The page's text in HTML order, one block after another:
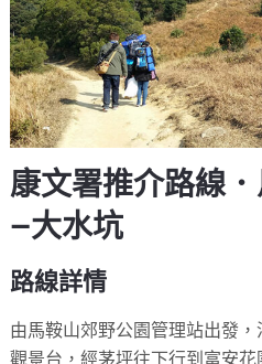
康文署推介路線
—大水坑
路線詳情
由馬鞍山郊野公園管理站出發
觀景台，經茅坪往下行到富安